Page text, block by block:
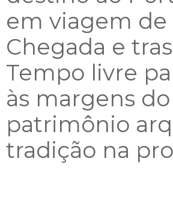
em viagem
Chegada e
Tempo livre
às margens do
patrimônio
tradição na